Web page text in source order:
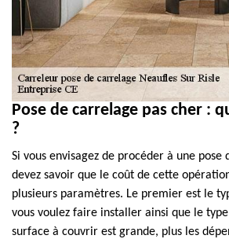
Pose de carrelage pas cher :
?
Si vous envisagez de procéder à une pose
devez savoir que le coût de cette
plusieurs paramètres. Le premier est le
vous voulez faire installer ainsi que le type
surface à couvrir est grande, plus les